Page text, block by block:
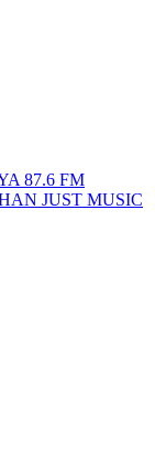
87.6 FM
JUST MUSIC